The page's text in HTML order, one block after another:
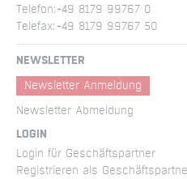
Telefon:+49 8179 99767 0
Telefax:+49 8179 99767 50
NEWSLETTER
Newsletter Anmeldung
Newsletter Abmeldung
LOGIN
Login für Geschäftspartner
Registrieren als